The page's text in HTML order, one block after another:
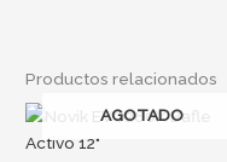
Productos relacionados
AGOTADO